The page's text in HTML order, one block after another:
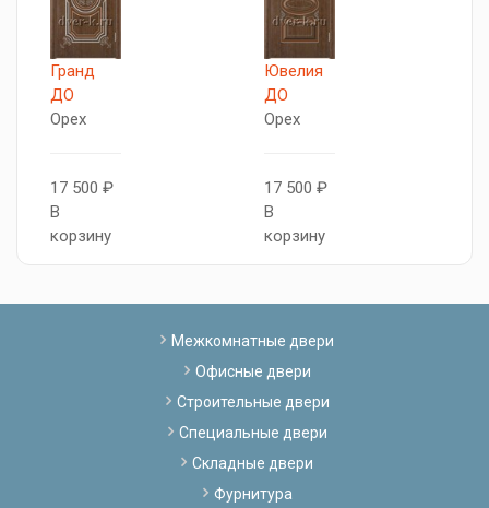
Гранд
ДО
Орех
17 500 ₽
В
корзину
Ювелия
ДО
Орех
17 500 ₽
В
корзину
Межкомнатные двери
Офисные двери
Строительные двери
Специальные двери
Складные двери
Фурнитура